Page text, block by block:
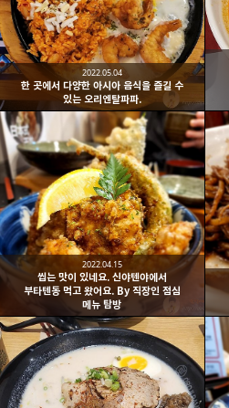
한 곳에서 다양한 아시아 음식을 즐길 수
있는 오리엔탈파파.
2022.05.04
씹는 맛이 있네요. 신야텐야에서
부타텐동 먹고 왔어요. By 직장인 점심
메뉴 탐방
2022.04.15